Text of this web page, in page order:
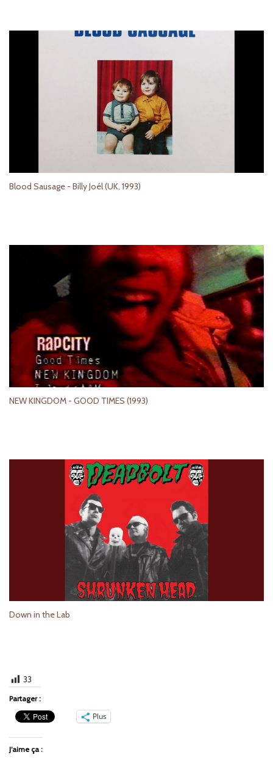
Blood Sausage - Billy Joél (UK, 1993)
NEW KINGDOM - GOOD TIMES (1993)
Down in the Lab
33
Partager :
Plus
J’aime ça :